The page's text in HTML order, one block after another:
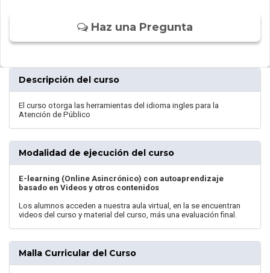
Haz una Pregunta
Descripción del curso
El curso otorga las herramientas del idioma ingles para la
Atención de Público
Modalidad de ejecución del curso
E-learning (Online Asincrónico) con autoaprendizaje
basado en Videos y otros contenidos
Los alumnos acceden a nuestra aula virtual, en la se encuentran
videos del curso y material del curso, más una evaluación final.
Malla Curricular del Curso